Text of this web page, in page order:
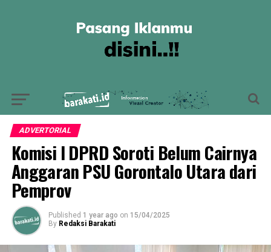
ADVERTORIAL
Komisi I DPRD Soroti Belum Cairnya
Anggaran PSU Gorontalo Utara dari
Pemprov
Published 1 year ago on 15/04/2025
By Redaksi Barakati